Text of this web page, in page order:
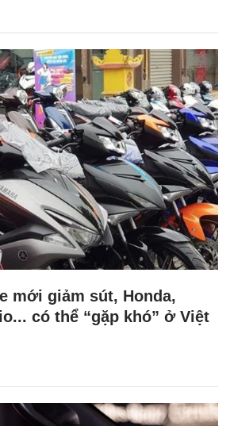
mới giảm sút, Honda,
có thể “gặp khó” ở Việt